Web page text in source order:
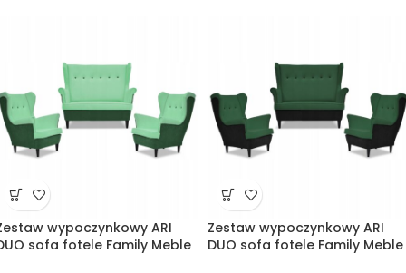
wypoczynkowy ARI
sofa fotele Family Meble
Zestaw wypoczynkowy ARI
DUO sofa fotele Family Meble